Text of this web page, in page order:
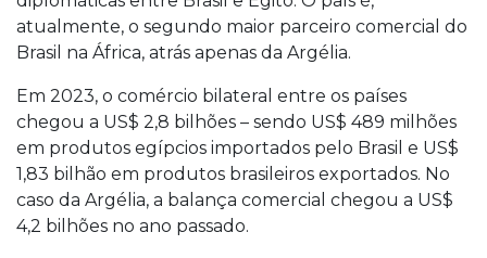
atualmente, o segundo maior parceiro comercial do
Brasil na África, atrás apenas da Argélia.
Em 2023, o comércio bilateral entre os países
chegou a US$ 2,8 bilhões – sendo US$ 489 milhões
em produtos egípcios importados pelo Brasil e US$
1,83 bilhão em produtos brasileiros exportados. No
caso da Argélia, a balança comercial chegou a US$
4,2 bilhões no ano passado.